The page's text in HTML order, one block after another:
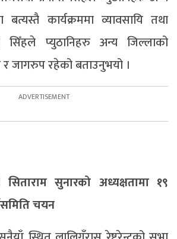
बत्यस्तै कार्यक्रममा व्यावसायि तथा
सिँहले प्युठानिहरु अन्य जिल्लाको
जागरुप रहेको बताउनुभयो ।
सुनारको अध्यक्षतामा १९
चयन